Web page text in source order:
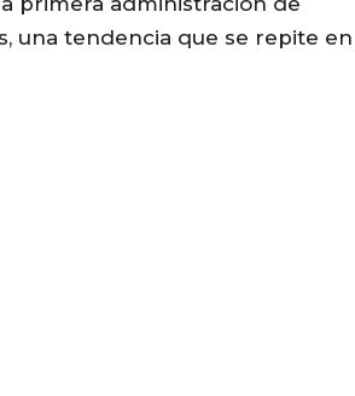
una tendencia que se repite en